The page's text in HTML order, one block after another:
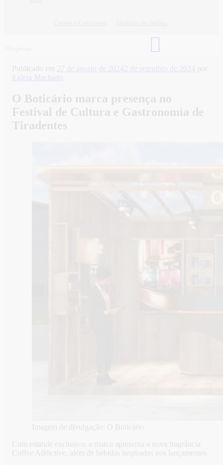
Publicado em 27 de agosto de 2024 2 de setembro de 2024 por
Egleia Machado
O Boticário marca presença no
Festival de Cultura e Gastronomia de
Tiradentes
Imagem de divulgação: O Boticário
Com estande exclusivo, a marca apresenta a nova fragrância
Coffee Addictive, além de bebidas inspiradas nos lançamentos